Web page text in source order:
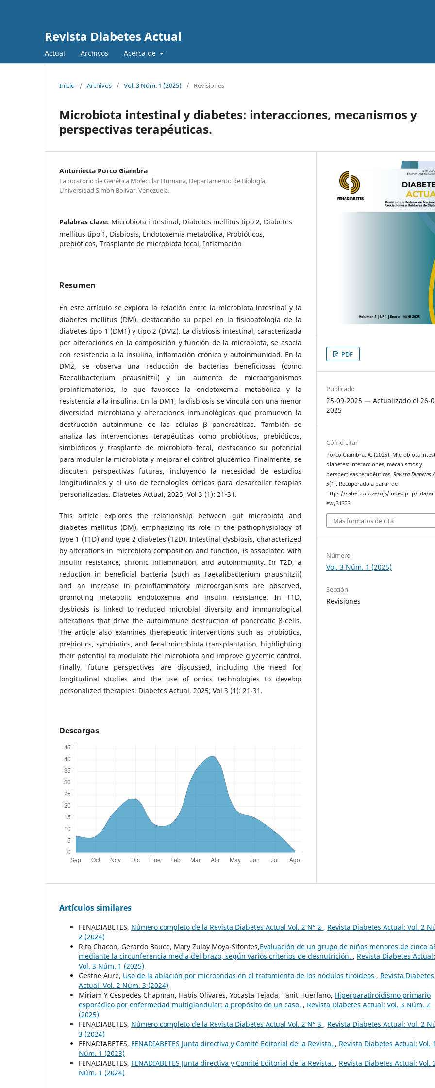
Revista Diabetes Actual
Actual Archivos Acerca de
Inicio / Archivos / Vol. 3 Núm. 1 (2025) / Revisiones
Microbiota intestinal y diabetes: interacciones, mecanismos y
perspectivas terapéuticas.
Antonietta Porco Giambra
Laboratorio de Genética Molecular Humana, Departamento de Biología,
Universidad Simón Bolívar. Venezuela.
Palabras clave: Microbiota intestinal, Diabetes mellitus tipo 2, Diabetes
mellitus tipo 1, Disbiosis, Endotoxemia metabólica, Probióticos,
prebióticos, Trasplante de microbiota fecal, Inflamación
Resumen
En este artículo se explora la relación entre la microbiota intestinal y la
diabetes mellitus (DM), destacando su papel en la fisiopatología de la
diabetes tipo 1 (DM1) y tipo 2 (DM2). La disbiosis intestinal, caracterizada
por alteraciones en la composición y función de la microbiota, se asocia
con resistencia a la insulina, inflamación crónica y autoinmunidad. En la
DM2, se observa una reducción de bacterias beneficiosas (como
Faecalibacterium prausnitzii) y un aumento de microorganismos
proinflamatorios, lo que favorece la endotoxemia metabólica y la
resistencia a la insulina. En la DM1, la disbiosis se vincula con una menor
diversidad microbiana y alteraciones inmunológicas que promueven la
destrucción autoinmune de las células β pancreáticas. También se
analiza las intervenciones terapéuticas como probióticos, prebióticos,
simbióticos y trasplante de microbiota fecal, destacando su potencial
para modular la microbiota y mejorar el control glucémico. Finalmente, se
discuten perspectivas futuras, incluyendo la necesidad de estudios
longitudinales y el uso de tecnologías ómicas para desarrollar terapias
personalizadas. Diabetes Actual, 2025; Vol 3 (1): 21-31.
This article explores the relationship between gut microbiota and
diabetes mellitus (DM), emphasizing its role in the pathophysiology of
type 1 (T1D) and type 2 diabetes (T2D). Intestinal dysbiosis, characterized
by alterations in microbiota composition and function, is associated with
insulin resistance, chronic inflammation, and autoimmunity. In T2D, a
reduction in beneficial bacteria (such as Faecalibacterium prausnitzii)
and an increase in proinflammatory microorganisms are observed,
promoting metabolic endotoxemia and insulin resistance. In T1D,
dysbiosis is linked to reduced microbial diversity and immunological
alterations that drive the autoimmune destruction of pancreatic β-cells.
The article also examines therapeutic interventions such as probiotics,
prebiotics, symbiotics, and fecal microbiota transplantation, highlighting
their potential to modulate the microbiota and improve glycemic control.
Finally, future perspectives are discussed, including the need for
longitudinal studies and the use of omics technologies to develop
personalized therapies. Diabetes Actual, 2025; Vol 3 (1): 21-31.
Descargas
PDF
Publicado
25-09-2025 — Actualizado el 26-
2025
Cómo citar
Porco Giambra, A. (2025). Microbiota
diabetes: interacciones, mecanismos y
perspectivas terapéuticas.Revista Diabetes
3(1). Recuperado a partir de
https://saber.ucv.ve/ojs/index.php/rda/
ew/31333
Más formatos de cita
Número
Vol. 3 Núm. 1 (2025)
Sección
Revisiones
Artículos similares
FENADIABETES, Número completo de la Revista Diabetes Actual Vol. 2 N° 2 , Revista Diabetes Actual: Vol. 2
2 (2024)
Rita Chacon, Gerardo Bauce, Mary Zulay Moya-Sifontes,​Evaluación de un grupo de niños menores de cinco
mediante la circunferencia media del brazo, según varios criterios de desnutrición. , Revista Diabetes Actual:
Vol. 3 Núm. 1 (2025)
Gestne Aure, Uso de la ablación por microondas en el tratamiento de los nódulos tiroideos , Revista Diabetes
Actual: Vol. 2 Núm. 3 (2024)
Miriam Y Cespedes Chapman, Habis Olivares, Yocasta Tejada, Tanit Huerfano, Hiperparatiroidismo primario
esporádico por enfermedad multiglandular: a propósito de un caso. , Revista Diabetes Actual: Vol. 3 Núm. 2
(2025)
FENADIABETES, Número completo de la Revista Diabetes Actual Vol. 2 N° 3 , Revista Diabetes Actual: Vol. 2
3 (2024)
FENADIABETES, FENADIABETES Junta directiva y Comité Editorial de la Revista. , Revista Diabetes Actual: Vol.
Núm. 1 (2023)
FENADIABETES, FENADIABETES Junta directiva y Comité Editorial de la Revista. , Revista Diabetes Actual: Vol.
Núm. 1 (2024)